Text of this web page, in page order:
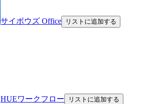
サイボウズ Office リストに追加する
HUEワークフロー リストに追加する